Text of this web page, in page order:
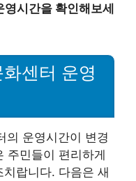
영시간을 확인해보세
센터 운영
의 운영시간이 변경
주민들이 편리하게
랍니다. 다음은 새